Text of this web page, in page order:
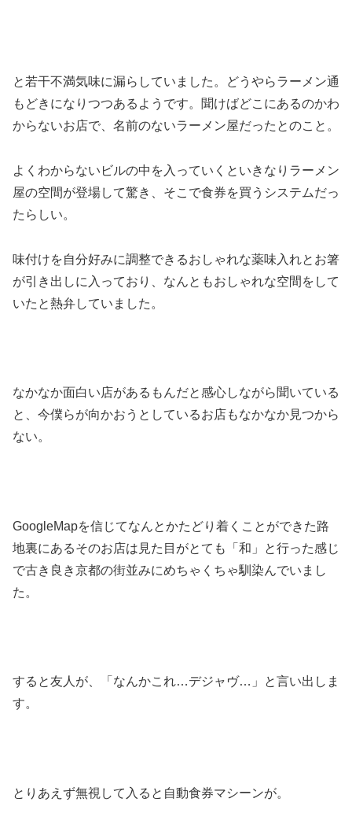
と若干不満気味に漏らしていました。どうやらラーメン通
もどきになりつつあるようです。聞けばどこにあるのかわ
からないお店で、名前のないラーメン屋だったとのこと。
よくわからないビルの中を入っていくといきなりラーメン
屋の空間が登場して驚き、そこで食券を買うシステムだっ
たらしい。
味付けを自分好みに調整できるおしゃれな薬味入れとお箸
が引き出しに入っており、なんともおしゃれな空間をして
いたと熱弁していました。
なかなか面白い店があるもんだと感心しながら聞いている
と、今僕らが向かおうとしているお店もなかなか見つから
ない。
GoogleMapを信じてなんとかたどり着くことができた路
地裏にあるそのお店は見た目がとても「和」と行った感じ
で古き良き京都の街並みにめちゃくちゃ馴染んでいまし
た。
すると友人が、「なんかこれ…デジャヴ…」と言い出しま
す。
とりあえず無視して入ると自動食券マシーンが。